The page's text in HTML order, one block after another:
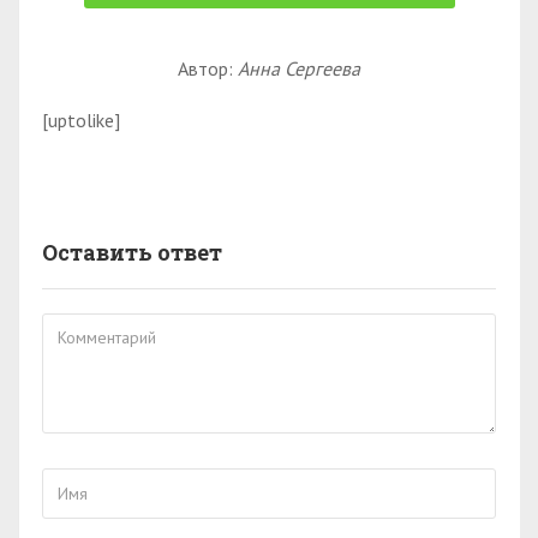
Автор: Анна Сергеева
[uptolike]
Оставить ответ